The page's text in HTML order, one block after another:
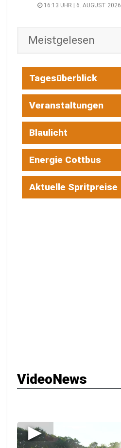
16:13 UHR | 6. AUGUST 2026
Meistgelesen
Tagesüberblick
Veranstaltungen
Blaulicht
Energie Cottbus
Aktuelle Spritpreise
VideoNews
▶